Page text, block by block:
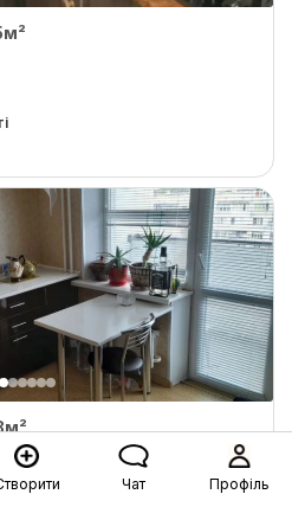
Чат Профіль